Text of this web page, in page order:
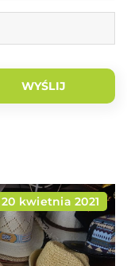
20 kwietnia 2021